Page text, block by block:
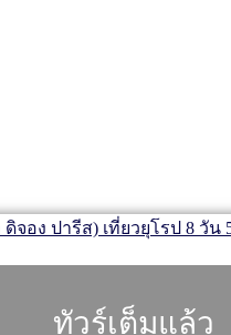
ทัวร์เต็มแล้ว